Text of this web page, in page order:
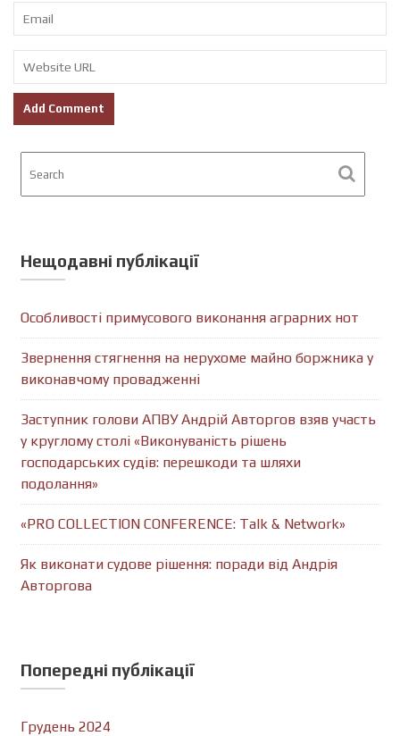
Нещодавні публікації
Особливості примусового виконання аграрних нот
Звернення стягнення на нерухоме майно боржника у
виконавчому провадженні
Заступник голови АПВУ Андрій Авторгов взяв участь
у круглому столі «Виконуваність рішень
господарських судів: перешкоди та шляхи
подолання»
«PRO COLLECTION CONFERENCE: Talk & Network»
Як виконати судове рішення: поради від Андрія
Авторгова
Попередні публікації
Грудень 2024